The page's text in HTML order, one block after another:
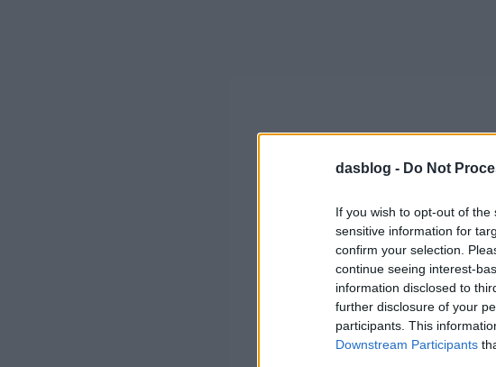
dasblog - Do Not
If you wish to opt-out of
sensitive information for
confirm your selection.
continue seeing interest-
information disclosed to
further disclosure of your
participants. This
Downstream Participants